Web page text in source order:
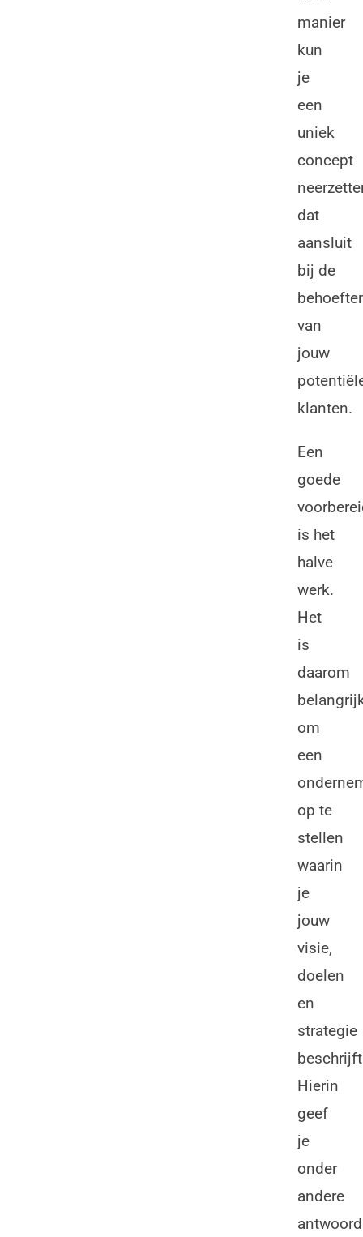
manier
kun
je
een
uniek
concept
dat
aansluit
bij de
van
jouw
klanten.
Een
goede
is het
halve
werk.
Het
is
daarom
om
een
op te
stellen
waarin
je
jouw
visie,
doelen
en
strategie
Hierin
geef
je
onder
andere
antwoord